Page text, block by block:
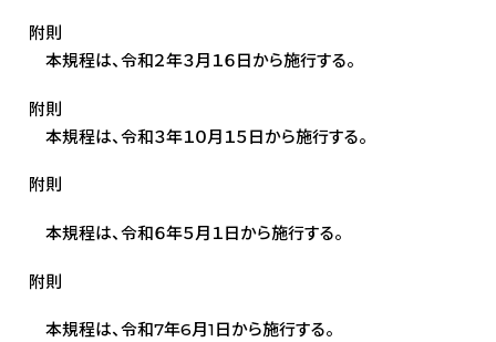
附則
本規程は、令和２年３月１６日から施行する。
附則
本規程は、令和３年１０月１５日から施行する。
附則
本規程は、令和６年５月１日から施行する。
附則
本規程は、令和7年6月1日から施行する。